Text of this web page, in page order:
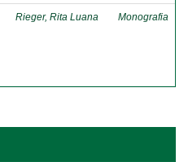
Rieger, Rita Luana Monografia